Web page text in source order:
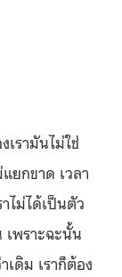
รามันไม่ใช่
ยกขาด เวลา
ไม่ได้เป็นตัว
เพราะฉะนั้น
เดิม เราก็ต้อง